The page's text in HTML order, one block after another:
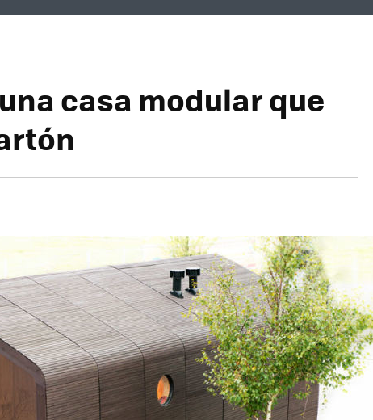
casa modular que